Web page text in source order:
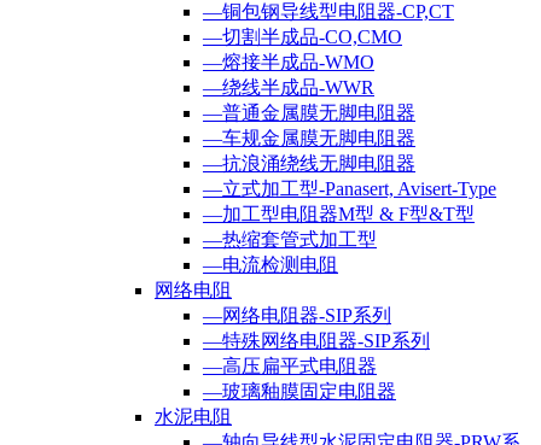
—铜包钢导线型电阻器-CP,CT
—切割半成品-CO,CMO
—熔接半成品-WMO
—绕线半成品-WWR
—普通金属膜无脚电阻器
—车规金属膜无脚电阻器
—抗浪涌绕线无脚电阻器
—立式加工型-Panasert, Avisert-Type
—加工型电阻器M型 & F型&T型
—热缩套管式加工型
—电流检测电阻
网络电阻
—网络电阻器-SIP系列
—特殊网络电阻器-SIP系列
—高压扁平式电阻器
—玻璃釉膜固定电阻器
水泥电阻